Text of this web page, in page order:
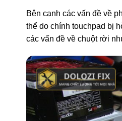
Bên cạnh các vấn đề về
thể do chính touchpad bị
các vấn đề về chuột rời